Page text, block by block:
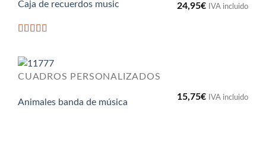
Caja de recuerdos music 24,95€ IVA incluido
CUADROS PERSONALIZADOS
Animales banda de música
15,75€ IVA incluido